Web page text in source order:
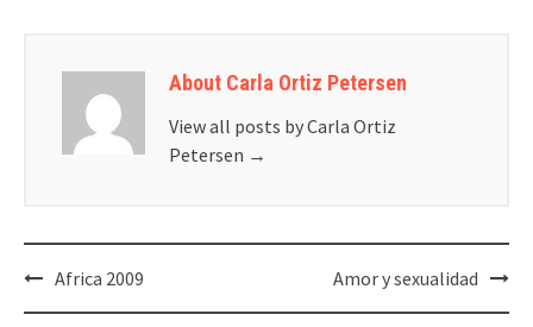
About Carla Ortiz Petersen
View all posts by Carla Ortiz
Petersen →
Post
navigation
Africa 2009 Amor y sexualidad